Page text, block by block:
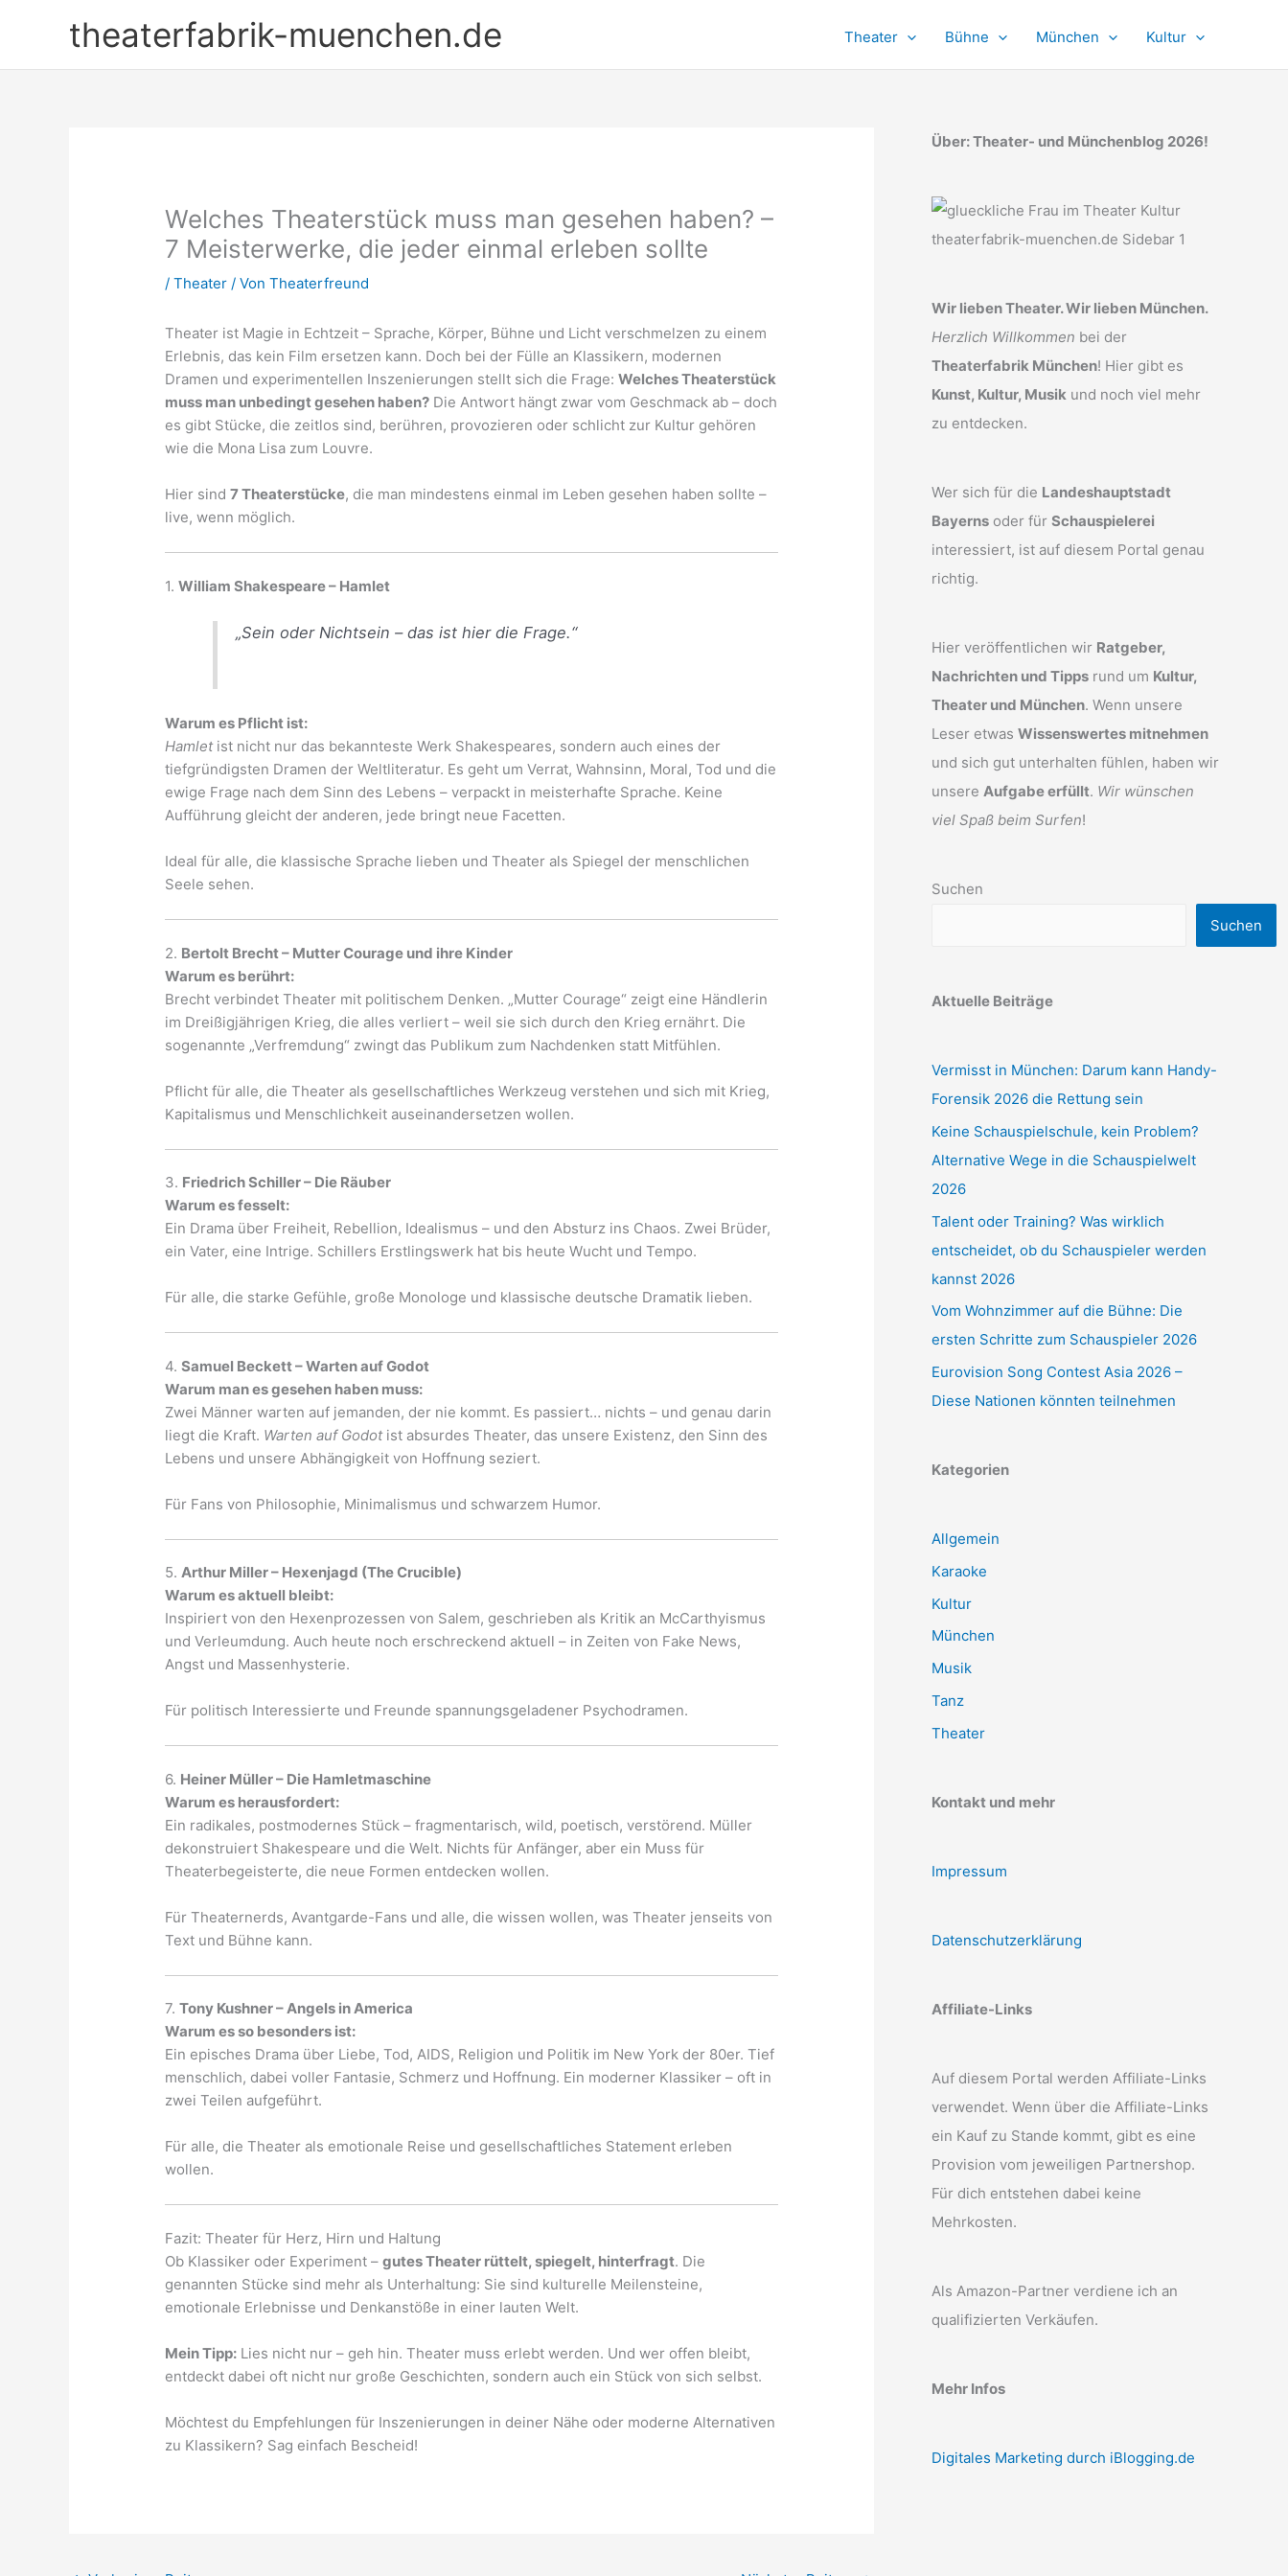
theaterfabrik-muenchen.de Theater Bühne München Kultur
Welches Theaterstück muss man gesehen haben? –
7 Meisterwerke, die jeder einmal erleben sollte
/Theater / VonTheaterfreund
Theater ist Magie in Echtzeit – Sprache, Körper, Bühne und Licht verschmelzen zu einem
Erlebnis, das kein Film ersetzen kann. Doch bei der Fülle an Klassikern, modernen
Dramen und experimentellen Inszenierungen stellt sich die Frage:Welches Theaterstück
muss man unbedingt gesehen haben? Die Antwort hängt zwar vom Geschmack ab – doch
es gibt Stücke, die zeitlos sind, berühren, provozieren oder schlicht zur Kultur gehören
wie die Mona Lisa zum Louvre.
Hier sind7 Theaterstücke, die man mindestens einmal im Leben gesehen haben sollte –
live, wenn möglich.
1.William Shakespeare – Hamlet
„Sein oder Nichtsein – das ist hier die Frage.“
Warum es Pflicht ist:
Hamletist nicht nur das bekannteste Werk Shakespeares, sondern auch eines der
tiefgründigsten Dramen der Weltliteratur. Es geht um Verrat, Wahnsinn, Moral, Tod und die
ewige Frage nach dem Sinn des Lebens – verpackt in meisterhafte Sprache. Keine
Aufführung gleicht der anderen, jede bringt neue Facetten.
Ideal für alle, die klassische Sprache lieben und Theater als Spiegel der menschlichen
Seele sehen.
2. Bertolt Brecht – Mutter Courage und ihre Kinder
Warum es berührt:
Brecht verbindet Theater mit politischem Denken. „Mutter Courage“ zeigt eine Händlerin
im Dreißigjährigen Krieg, die alles verliert – weil sie sich durch den Krieg ernährt. Die
sogenannte „Verfremdung“ zwingt das Publikum zum Nachdenken statt Mitfühlen.
Pflicht für alle, die Theater als gesellschaftliches Werkzeug verstehen und sich mit Krieg,
Kapitalismus und Menschlichkeit auseinandersetzen wollen.
3. Friedrich Schiller – Die Räuber
Warum es fesselt:
Ein Drama über Freiheit, Rebellion, Idealismus – und den Absturz ins Chaos. Zwei Brüder,
ein Vater, eine Intrige. Schillers Erstlingswerk hat bis heute Wucht und Tempo.
Für alle, die starke Gefühle, große Monologe und klassische deutsche Dramatik lieben.
4.Samuel Beckett – Warten auf Godot
Warum man es gesehen haben muss:
Zwei Männer warten auf jemanden, der nie kommt. Es passiert… nichts – und genau darin
liegt die Kraft. Warten auf Godotist absurdes Theater, das unsere Existenz, den Sinn des
Lebens und unsere Abhängigkeit von Hoffnung seziert.
Für Fans von Philosophie, Minimalismus und schwarzem Humor.
5.Arthur Miller – Hexenjagd (The Crucible)
Warum es aktuell bleibt:
Inspiriert von den Hexenprozessen von Salem, geschrieben als Kritik an McCarthyismus
und Verleumdung. Auch heute noch erschreckend aktuell – in Zeiten von Fake News,
Angst und Massenhysterie.
Für politisch Interessierte und Freunde spannungsgeladener Psychodramen.
6. Heiner Müller – Die Hamletmaschine
Warum es herausfordert:
Ein radikales, postmodernes Stück – fragmentarisch, wild, poetisch, verstörend. Müller
dekonstruiert Shakespeare und die Welt. Nichts für Anfänger, aber ein Muss für
Theaterbegeisterte, die neue Formen entdecken wollen.
Für Theaternerds, Avantgarde-Fans und alle, die wissen wollen, was Theater jenseits von
Text und Bühne kann.
7.Tony Kushner – Angels in America
Warum es so besonders ist:
Ein episches Drama über Liebe, Tod, AIDS, Religion und Politik im New York der 80er. Tief
menschlich, dabei voller Fantasie, Schmerz und Hoffnung. Ein moderner Klassiker – oft in
zwei Teilen aufgeführt.
Für alle, die Theater als emotionale Reise und gesellschaftliches Statement erleben
wollen.
Fazit: Theater für Herz, Hirn und Haltung
Ob Klassiker oder Experiment –gutes Theater rüttelt, spiegelt, hinterfragt. Die
genannten Stücke sind mehr als Unterhaltung: Sie sind kulturelle Meilensteine,
emotionale Erlebnisse und Denkanstöße in einer lauten Welt.
Mein Tipp: Lies nicht nur – geh hin. Theater muss erlebt werden. Und wer offen bleibt,
entdeckt dabei oft nicht nur große Geschichten, sondern auch ein Stück von sich selbst.
Möchtest du Empfehlungen für Inszenierungen in deiner Nähe oder moderne Alternativen
zu Klassikern? Sag einfach Bescheid!
Über: Theater- und Münchenblog 2026!
Wir lieben Theater. Wir lieben München.
Herzlich Willkommen bei der
Theaterfabrik München! Hier gibt es
Kunst, Kultur, Musik und noch viel mehr
zu entdecken.
Wer sich für die Landeshauptstadt
Bayerns oder für Schauspielerei
interessiert, ist auf diesem Portal genau
richtig.
Hier veröffentlichen wir Ratgeber,
Nachrichten und Tipps rund um Kultur,
Theater und München. Wenn unsere
Leser etwas Wissenswertes mitnehmen
und sich gut unterhalten fühlen, haben wir
unsere Aufgabe erfüllt. Wir wünschen
viel Spaß beim Surfen!
Suchen
Suchen
Aktuelle Beiträge
Vermisst in München: Darum kann Handy-
Forensik 2026 die Rettung sein
Keine Schauspielschule, kein Problem?
Alternative Wege in die Schauspielwelt
2026
Talent oder Training? Was wirklich
entscheidet, ob du Schauspieler werden
kannst 2026
Vom Wohnzimmer auf die Bühne: Die
ersten Schritte zum Schauspieler 2026
Eurovision Song Contest Asia 2026 –
Diese Nationen könnten teilnehmen
Kategorien
Allgemein
Karaoke
Kultur
München
Musik
Tanz
Theater
Kontakt und mehr
Impressum
Datenschutzerklärung
Affiliate-Links
Auf diesem Portal werden Affiliate-Links
verwendet. Wenn über die Affiliate-Links
ein Kauf zu Stande kommt, gibt es eine
Provision vom jeweiligen Partnershop.
Für dich entstehen dabei keine
Mehrkosten.
Als Amazon-Partner verdiene ich an
qualifizierten Verkäufen.
Mehr Infos
Digitales Marketing durch iBlogging.de